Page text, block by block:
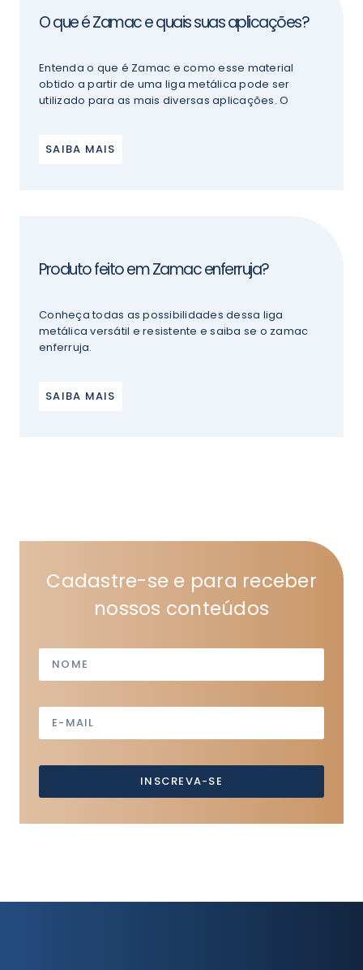
O que é Zamac e quais suas aplicações?
Entenda o que é Zamac e como esse material
obtido a partir de uma liga metálica pode ser
utilizado para as mais diversas aplicações. O
SAIBA MAIS
Produto feito em Zamac enferruja?
Conheça todas as possibilidades dessa liga
metálica versátil e resistente e saiba se o zamac
enferruja.
SAIBA MAIS
Cadastre-se e para receber
nossos conteúdos
INSCREVA-SE